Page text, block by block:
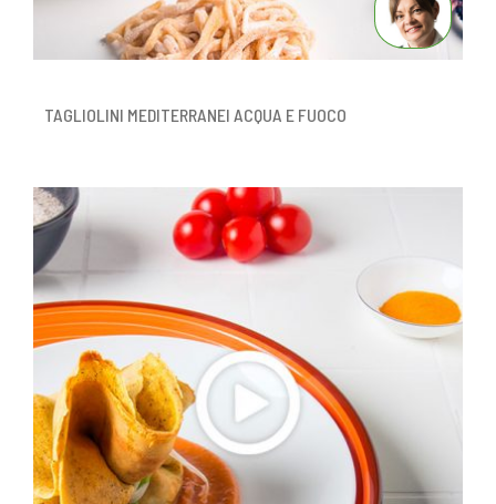
TAGLIOLINI MEDITERRANEI ACQUA E FUOCO